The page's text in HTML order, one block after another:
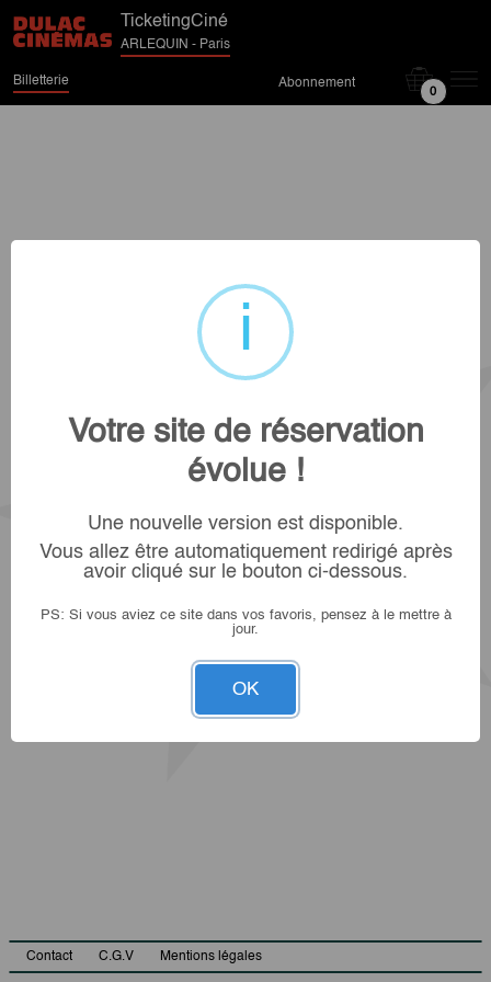
TicketingCiné
ARLEQUIN - Paris
Billetterie Abonnement
0
Contact C.G.V Mentions légales
Votre site de réservation
évolue !
Une nouvelle version est disponible.
Vous allez être automatiquement redirigé après
avoir cliqué sur le bouton ci-dessous.
PS: Si vous aviez ce site dans vos favoris, pensez à le mettre à
jour.
OK